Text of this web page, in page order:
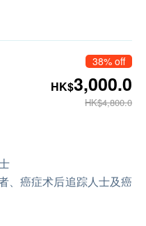
38% off
HK$3,000.0
HK$4,800.0
、癌症术后追踪人士及癌